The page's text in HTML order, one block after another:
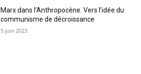
Marx dans l’Anthropocène. Vers l’idée du
communisme de décroissance
5 juin 2023